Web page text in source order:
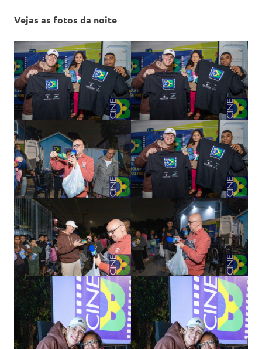
Vejas as fotos da noite